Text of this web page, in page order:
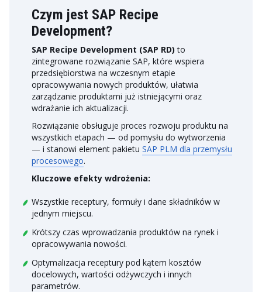
Czym jest SAP Recipe
Development?
SAP Recipe Development (SAP RD) to
zintegrowane rozwiązanie SAP, które wspiera
przedsiębiorstwa na wczesnym etapie
opracowywania nowych produktów, ułatwia
zarządzanie produktami już istniejącymi oraz
wdrażanie ich aktualizacji.
Rozwiązanie obsługuje proces rozwoju produktu na
wszystkich etapach — od pomysłu do wytworzenia
— i stanowi element pakietu SAP PLM dla przemysłu
procesowego.
Kluczowe efekty wdrożenia:
Wszystkie receptury, formuły i dane składników w
jednym miejscu.
Krótszy czas wprowadzania produktów na rynek i
opracowywania nowości.
Optymalizacja receptury pod kątem kosztów
docelowych, wartości odżywczych i innych
parametrów.